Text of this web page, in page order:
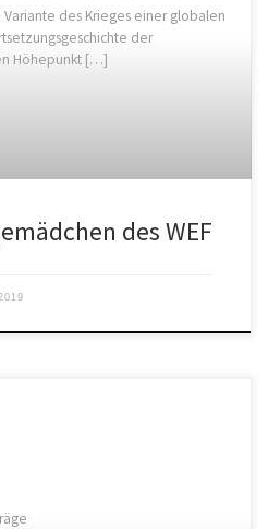
des Krieges einer globalen
der
Höhepunkt […]
des WEF